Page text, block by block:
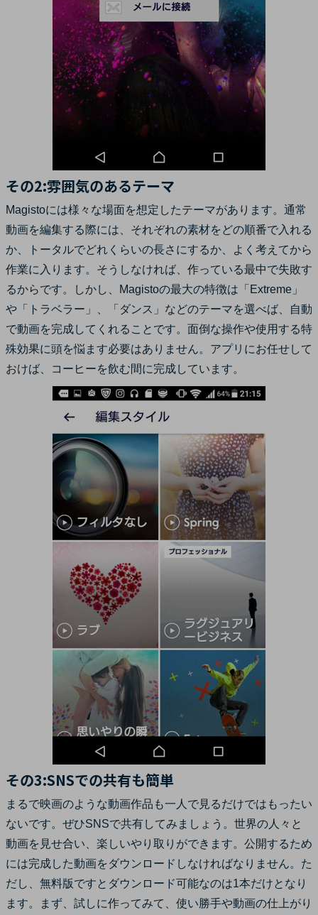
その2:雰囲気のあるテーマ
Magistoには様々な場面を想定したテーマがあります。通常
動画を編集する際には、それぞれの素材をどの順番で入れる
か、トータルでどれくらいの長さにするか、よく考えてから
作業に入ります。そうしなければ、作っている最中で失敗す
るからです。しかし、Magistoの最大の特徴は「Extreme」
や「トラベラー」、「ダンス」などのテーマを選べば、自動
で動画を完成してくれることです。面倒な操作や使用する特
殊効果に頭を悩ます必要はありません。アプリにお任せして
おけば、コーヒーを飲む間に完成しています。
その3:SNSでの共有も簡単
まるで映画のような動画作品も一人で見るだけではもったい
ないです。ぜひSNSで共有してみましょう。世界の人々と
動画を見せ合い、楽しいやり取りができます。公開するため
には完成した動画をダウンロードしなければなりません。た
だし、無料版ですとダウンロード可能なのは1本だけとなり
ます。まず、試しに作ってみて、使い勝手や動画の仕上がり